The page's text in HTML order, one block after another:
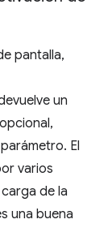
pantalla,
un
El
varios
de la
una buena